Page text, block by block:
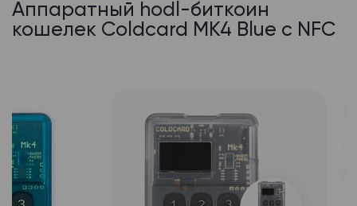
Аппаратный hodl-биткоин
кошелек Coldcard MK4 Blue с NFC